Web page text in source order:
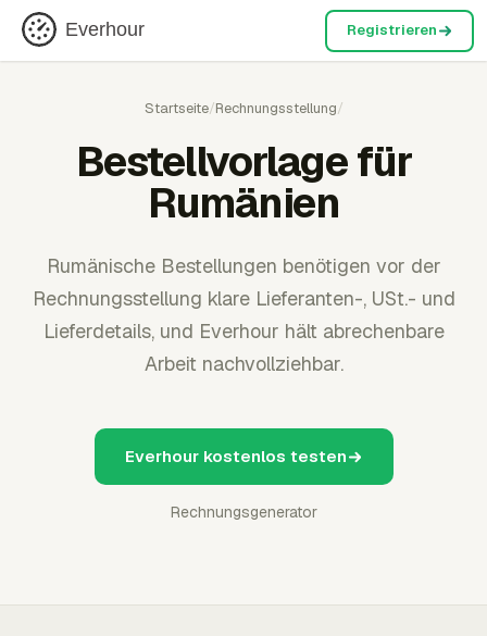
Everhour Registrieren
Startseite/Rechnungsstellung/
Bestellvorlage für
Rumänien
Rumänische Bestellungen benötigen vor der
Rechnungsstellung klare Lieferanten-, USt.- und
Lieferdetails, und Everhour hält abrechenbare
Arbeit nachvollziehbar.
Everhour kostenlos testen
Rechnungsgenerator